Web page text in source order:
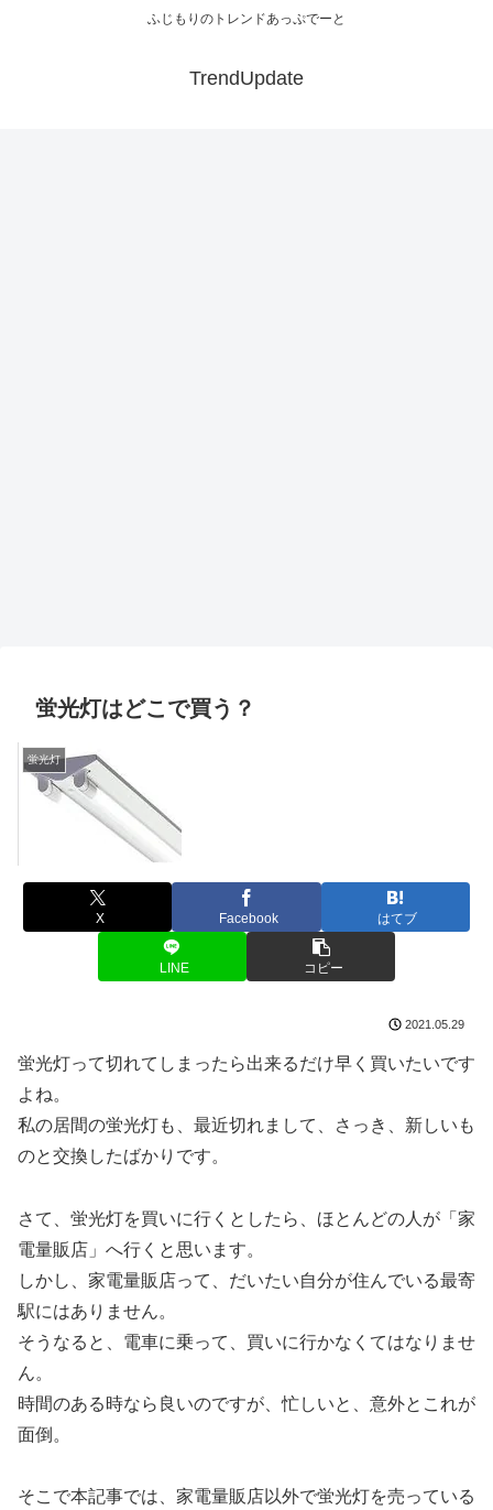
ふじもりのトレンドあっぷでーと
TrendUpdate
蛍光灯はどこで買う？
蛍光灯
X Facebook はてブ
LINE コピー
2021.05.29
蛍光灯って切れてしまったら出来るだけ早く買いたいです
よね。
私の居間の蛍光灯も、最近切れまして、さっき、新しいも
のと交換したばかりです。
さて、蛍光灯を買いに行くとしたら、ほとんどの人が「家
電量販店」へ行くと思います。
しかし、家電量販店って、だいたい自分が住んでいる最寄
駅にはありません。
そうなると、電車に乗って、買いに行かなくてはなりませ
ん。
時間のある時なら良いのですが、忙しいと、意外とこれが
面倒。
そこで本記事では、家電量販店以外で蛍光灯を売っている